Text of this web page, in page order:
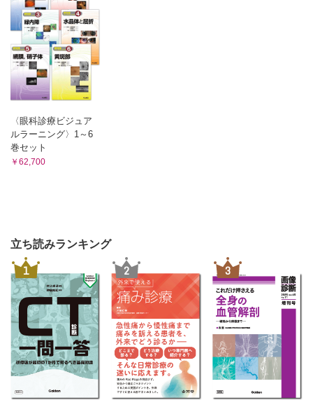
第13章 中間代謝の概要【木元幸一】
1 糖質代謝と脂質代謝の相互関係
A クエン酸回路（TCA回路） B 糖質と脂質の異化経路 C
同化経路における糖質と脂質 D フルクトースの代謝 E ホ
ルモンによる調節
2 糖質代謝とアミノ酸代謝
A アミノ酸の異化経路と同化経路 B 尿素回路とクエン酸回
路 E コリ回路 F 臓器間の代謝 G アミノ酸代謝のまとめ
[臨床栄養への入門] より深く理解すること
第14章 核酸の代謝【村上昌弘】
A ウリジン一リン酸（UMP）の生合成経路 B ウリジン一リ
ン酸（UMP）からUTP、CTPの生合成
3 デオキシリボヌクレオチドの生合成
4 核酸の分解
A プリンヌクレオチドの分解 B ピリミジンヌクレオチドの
分解
[臨床栄養への入門] ATP（エネルギー）とIMP（うま味成分）
と尿酸（痛風）
第15章 遺伝子発現とその制御【日比野康英、神内伸也】
1 生命の基本原理
A 遺伝情報と細胞周期 B セントラルドグマ C ゲノム
〈眼科診療ビジュア
ルラーニング〉1～6
巻セット
￥62,700
立ち読みランキング
1 2 3